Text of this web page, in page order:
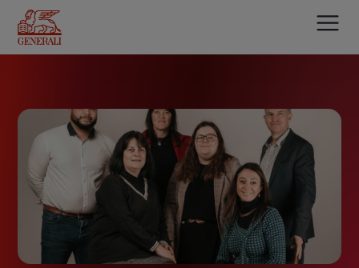
contenu
principal